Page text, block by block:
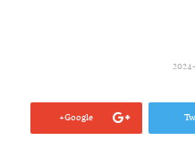
Google+